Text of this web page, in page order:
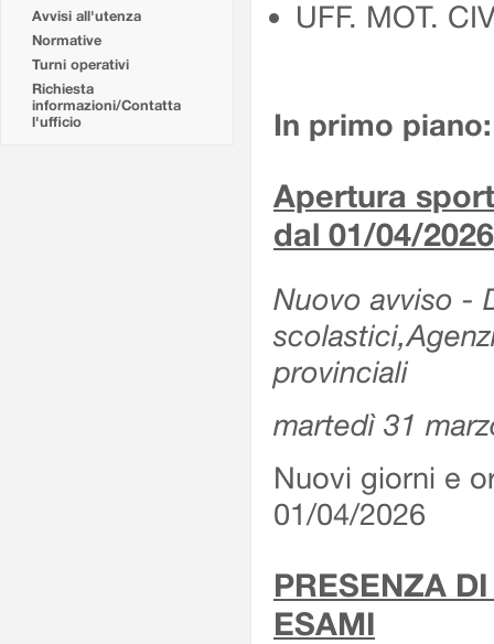
Avvisi all'utenza
Normative
Turni operativi
Richiesta
informazioni/Contatta
l'ufficio
UFF. MOT.
In primo piano:
Apertura
dal 01/04/2026
Nuovo avviso -
provinciali
martedì 31
Nuovi giorni e
01/04/2026
PRESENZA
ESAMI